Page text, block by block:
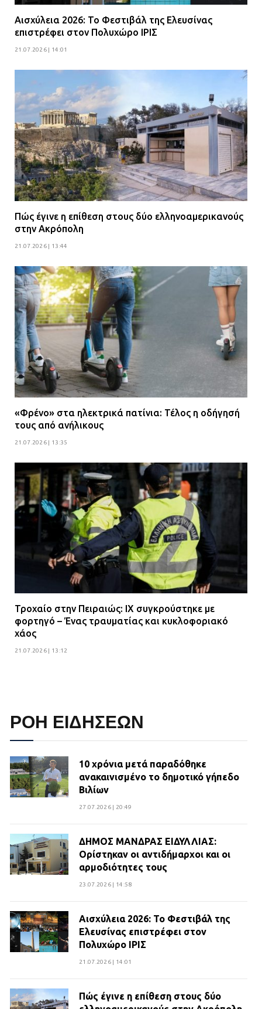
Αισχύλεια 2026: Το Φεστιβάλ της Ελευσίνας
επιστρέφει στον Πολυχώρο ΙΡΙΣ
21.07.2026 | 14:01
Πώς έγινε η επίθεση στους δύο ελληνοαμερικανούς
στην Ακρόπολη
21.07.2026 | 13:44
«Φρένο» στα ηλεκτρικά πατίνια: Τέλος η οδήγησή
τους από ανήλικους
21.07.2026 | 13:35
Τροχαίο στην Πειραιώς: ΙΧ συγκρούστηκε με
φορτηγό – Ένας τραυματίας και κυκλοφοριακό
χάος
21.07.2026 | 13:12
ΡΟΗ ΕΙΔΗΣΕΩΝ
10 χρόνια μετά παραδόθηκε
ανακαινισμένο το δημοτικό γήπεδο
Βιλίων
27.07.2026 | 20:49
ΔΗΜΟΣ ΜΑΝΔΡΑΣ ΕΙΔΥΛΛΙΑΣ:
Ορίστηκαν οι αντιδήμαρχοι και οι
αρμοδιότητες τους
23.07.2026 | 14:58
Αισχύλεια 2026: Το Φεστιβάλ της
Ελευσίνας επιστρέφει στον
Πολυχώρο ΙΡΙΣ
21.07.2026 | 14:01
Πώς έγινε η επίθεση στους δύο